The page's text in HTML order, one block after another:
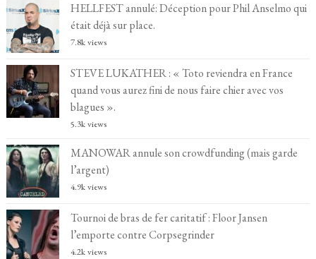
HELLFEST annulé: Déception pour Phil Anselmo qui
était déjà sur place.
7.8k views
STEVE LUKATHER : « Toto reviendra en France
quand vous aurez fini de nous faire chier avec vos
blagues ».
5.3k views
MANOWAR annule son crowdfunding (mais garde
l’argent)
4.9k views
Tournoi de bras de fer caritatif : Floor Jansen
l’emporte contre Corpsegrinder
4.2k views